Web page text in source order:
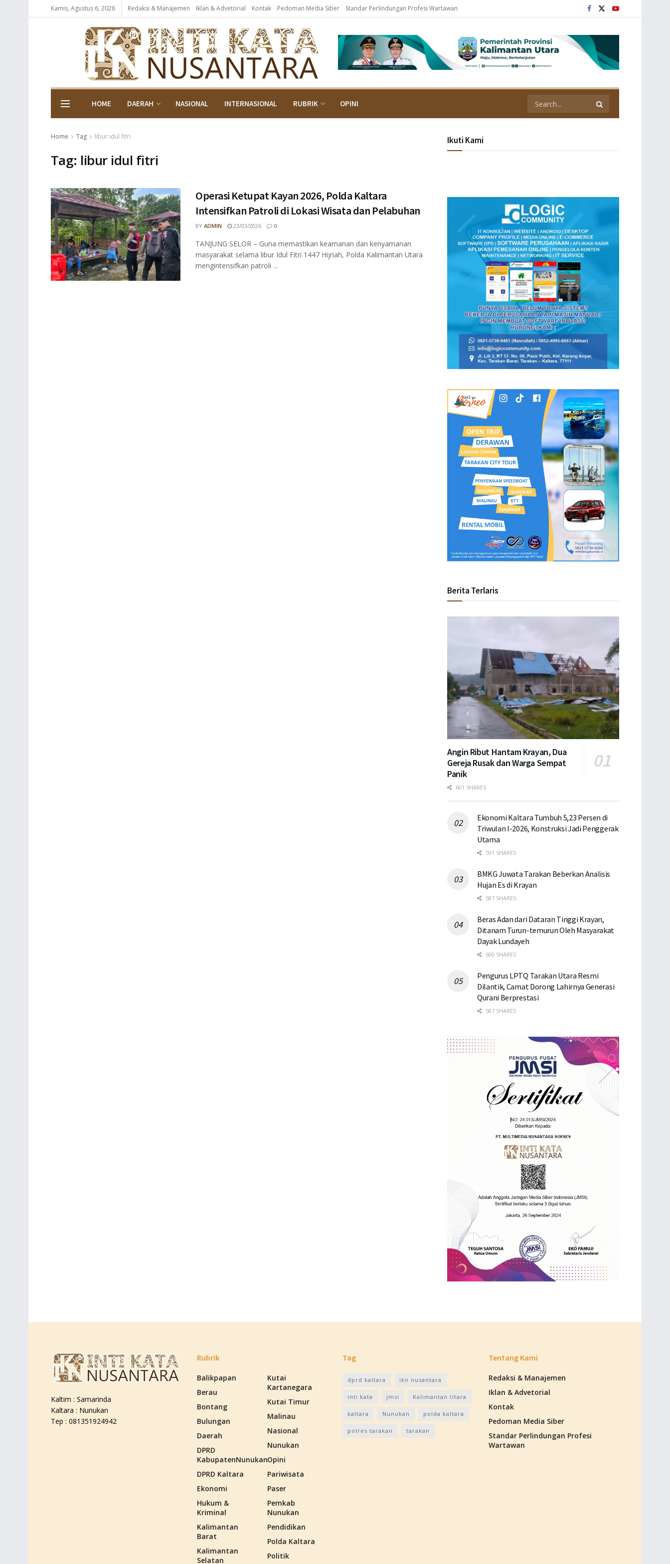
Kamis, Agustus 6, 2026 Redaksi & Manajemen Iklan & Advetorial Kontak Pedoman Media Siber Standar Perlindungan Profesi Wartawan
HOME DAERAH NASIONAL INTERNASIONAL RUBRIK OPINI
Home Tag libur idul fitri
Tag: libur idul fitri
Operasi Ketupat Kayan 2026, Polda Kaltara
Intensifkan Patroli di Lokasi Wisata dan Pelabuhan
BY ADMIN 23/03/2026 0
TANJUNG SELOR – Guna memastikan keamanan dan kenyamanan
masyarakat selama libur Idul Fitri 1447 Hijriah, Polda Kalimantan Utara
mengintensifkan patroli ...
Ikuti Kami
Berita Terlaris
Angin Ribut Hantam Krayan, Dua
Gereja Rusak dan Warga Sempat
Panik
601 SHARES
Ekonomi Kaltara Tumbuh 5,23 Persen di
Triwulan I-2026, Konstruksi Jadi Penggerak
Utama
591 SHARES
BMKG Juwata Tarakan Beberkan Analisis
Hujan Es di Krayan
587 SHARES
Beras Adan dari Dataran Tinggi Krayan,
Ditanam Turun-temurun Oleh Masyarakat
Dayak Lundayeh
600 SHARES
Pengurus LPTQ Tarakan Utara Resmi
Dilantik, Camat Dorong Lahirnya Generasi
Qurani Berprestasi
587 SHARES
Kaltim : Samarinda
Kaltara : Nunukan
Tep : 081351924942
Rubrik
Balikpapan
Berau
Bontang
Bulungan
Daerah
DPRD
KabupatenNunukan
DPRD Kaltara
Ekonomi
Hukum &
Kriminal
Kalimantan
Barat
Kalimantan
Selatan
Kutai
Kartanegara
Kutai Timur
Malinau
Nasional
Nunukan
Opini
Pariwisata
Paser
Pemkab
Nunukan
Pendidikan
Polda Kaltara
Politik
Tag
dprd kaltara ikn nusantara
inti kata jmsi Kalimantan Utara
kaltara Nunukan polda kaltara
polres tarakan tarakan
Tentang Kami
Redaksi & Manajemen
Iklan & Advetorial
Kontak
Pedoman Media Siber
Standar Perlindungan Profesi
Wartawan